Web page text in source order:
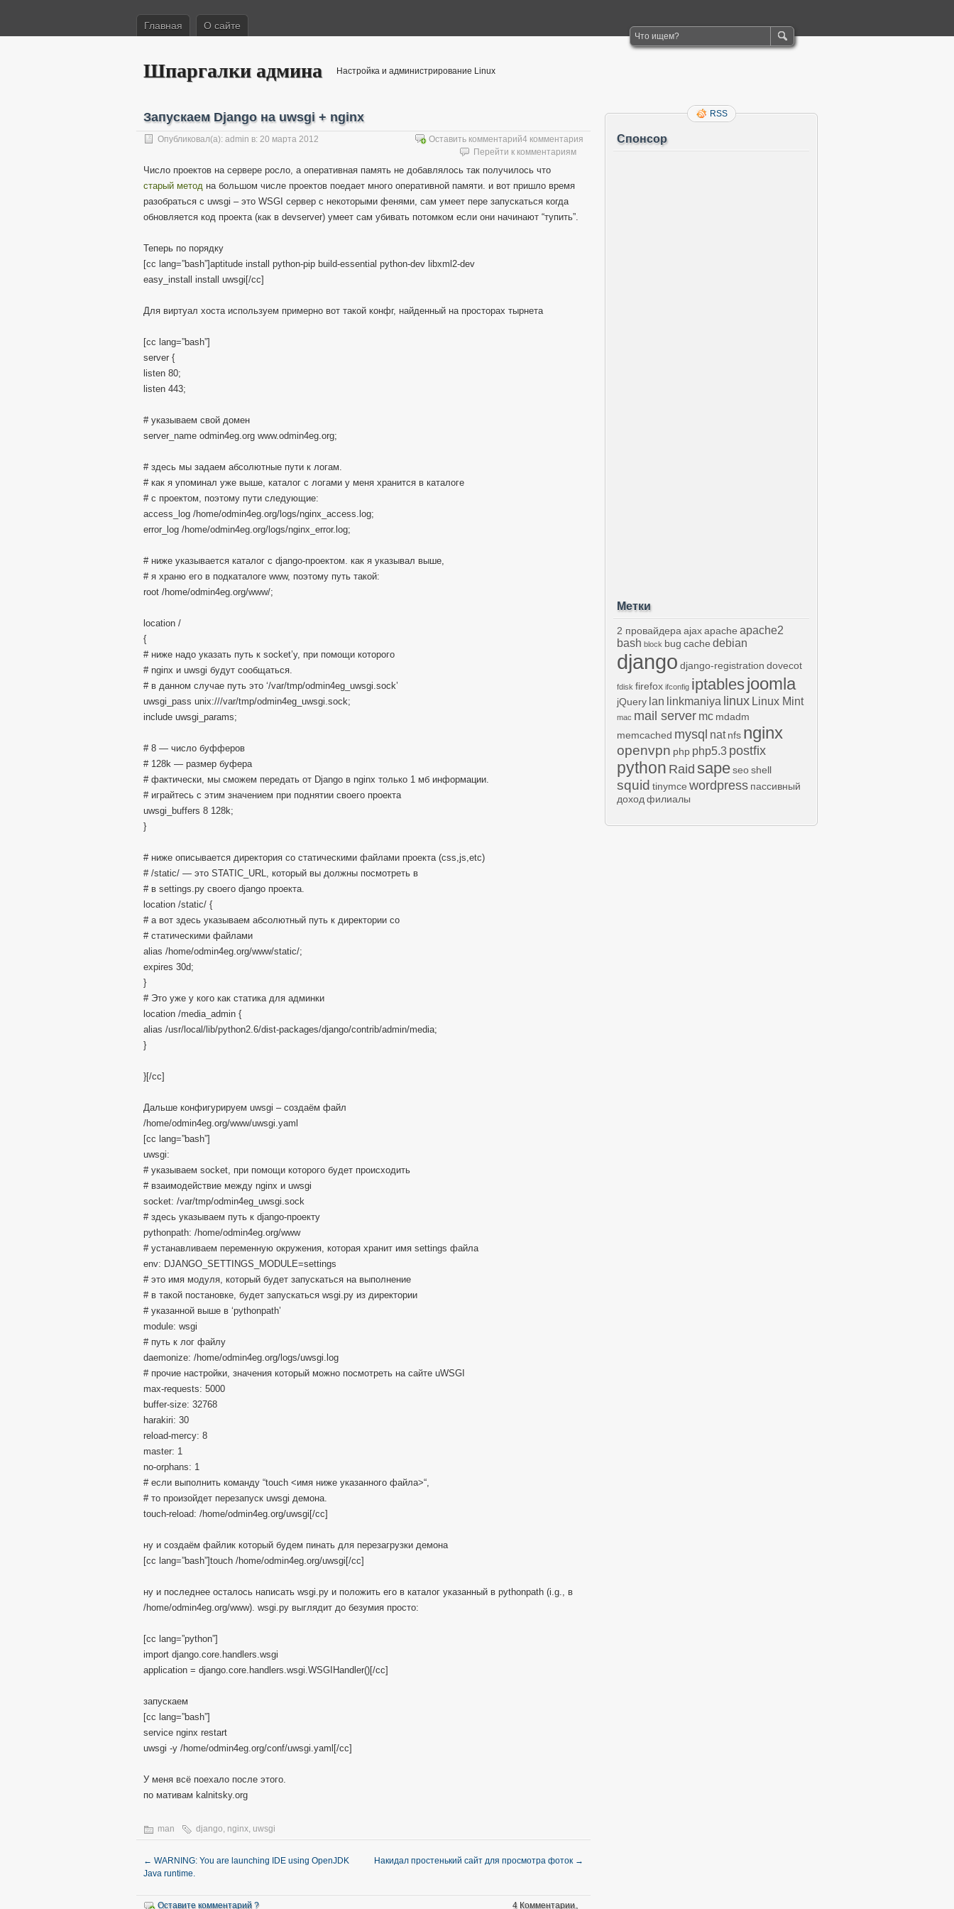
Главная О сайте
Шпаргалки админа Настройка и администрирование Linux
Запускаем Django на uwsgi + nginx
Опубликовал(а): admin в: 20 марта 2012 Оставить комментарий4 комментария
Перейти к комментариям
Число проектов на сервере росло, а оперативная память не добавлялось так получилось что
старый метод на большом числе проектов поедает много оперативной памяти. и вот пришло время
разобраться с uwsgi – это WSGI сервер с некоторыми фенями, сам умеет пере запускаться когда
обновляется код проекта (как в devserver) умеет сам убивать потомком если они начинают “тупить”.
Теперь по порядку
[cc lang=”bash”]aptitude install python-pip build-essential python-dev libxml2-dev
easy_install install uwsgi[/cc]
Для виртуал хоста используем примерно вот такой конфг, найденный на просторах тырнета
[cc lang=”bash”]
server {
listen 80;
listen 443;
# указываем свой домен
server_name odmin4eg.org www.odmin4eg.org;
# здесь мы задаем абсолютные пути к логам.
# как я упоминал уже выше, каталог с логами у меня хранится в каталоге
# с проектом, поэтому пути следующие:
access_log /home/odmin4eg.org/logs/nginx_access.log;
error_log /home/odmin4eg.org/logs/nginx_error.log;
# ниже указывается каталог с django-проектом. как я указывал выше,
# я храню его в подкаталоге www, поэтому путь такой:
root /home/odmin4eg.org/www/;
location /
{
# ниже надо указать путь к socket’у, при помощи которого
# nginx и uwsgi будут сообщаться.
# в данном случае путь это ‘/var/tmp/odmin4eg_uwsgi.sock’
uwsgi_pass unix:///var/tmp/odmin4eg_uwsgi.sock;
include uwsgi_params;
# 8 — число буфферов
# 128k — размер буфера
# фактически, мы сможем передать от Django в nginx только 1 мб информации.
# играйтесь с этим значением при поднятии своего проекта
uwsgi_buffers 8 128k;
}
# ниже описывается директория со статическими файлами проекта (css,js,etc)
# /static/ — это STATIC_URL, который вы должны посмотреть в
# в settings.py своего django проекта.
location /static/ {
# а вот здесь указываем абсолютный путь к директории со
# статическими файлами
alias /home/odmin4eg.org/www/static/;
expires 30d;
}
# Это уже у кого как статика для админки
location /media_admin {
alias /usr/local/lib/python2.6/dist-packages/django/contrib/admin/media;
}
}[/cc]
Дальше конфигурируем uwsgi – создаём файл
/home/odmin4eg.org/www/uwsgi.yaml
[cc lang=”bash”]
uwsgi:
# указываем socket, при помощи которого будет происходить
# взаимодействие между nginx и uwsgi
socket: /var/tmp/odmin4eg_uwsgi.sock
# здесь указываем путь к django-проекту
pythonpath: /home/odmin4eg.org/www
# устанавливаем переменную окружения, которая хранит имя settings файла
env: DJANGO_SETTINGS_MODULE=settings
# это имя модуля, который будет запускаться на выполнение
# в такой постановке, будет запускаться wsgi.py из директории
# указанной выше в ‘pythonpath’
module: wsgi
# путь к лог файлу
daemonize: /home/odmin4eg.org/logs/uwsgi.log
# прочие настройки, значения который можно посмотреть на сайте uWSGI
max-requests: 5000
buffer-size: 32768
harakiri: 30
reload-mercy: 8
master: 1
no-orphans: 1
# если выполнить команду “touch <имя ниже указанного файла>“,
# то произойдет перезапуск uwsgi демона.
touch-reload: /home/odmin4eg.org/uwsgi[/cc]
ну и создаём файлик который будем пинать для перезагрузки демона
[cc lang=”bash”]touch /home/odmin4eg.org/uwsgi[/cc]
ну и последнее осталось написать wsgi.py и положить его в каталог указанный в pythonpath (i.g., в
/home/odmin4eg.org/www). wsgi.py выглядит до безумия просто:
[cc lang=”python”]
import django.core.handlers.wsgi
application = django.core.handlers.wsgi.WSGIHandler()[/cc]
запускаем
[cc lang=”bash”]
service nginx restart
uwsgi -y /home/odmin4eg.org/conf/uwsgi.yaml[/cc]
У меня всё поехало после этого.
по мативам kalnitsky.org
man django, nginx, uwsgi
← WARNING: You are launching IDE using OpenJDK
Java runtime.
Накидал простенький сайт для просмотра фоток →
Оставите комментарий ? 4 Комментарии。
RSS
Спонсор
Метки
2 провайдера ajaxapache apache2
bash block bug cache debian
django django-registration dovecot
fdisk firefox ifconfig iptablesjoomla
jQuery lan linkmaniya linux Linux Mint
mac mail server mc mdadm
memcached mysql nat nfs nginx
openvpn php php5.3 postfix
python Raid sapeseoshell
squid tinymce wordpress пассивный
доход филиалы